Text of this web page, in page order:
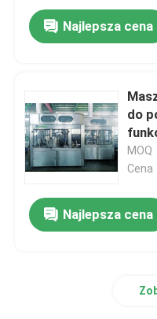
Najlepsza cena
do
MOQ
Cena
Najlepsza cena